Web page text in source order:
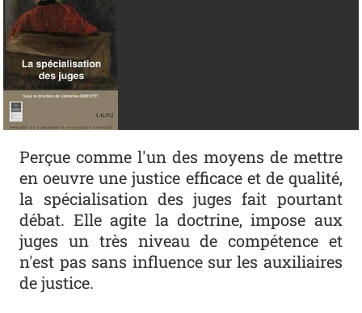
Perçue comme l'un des moyens de mettre
en oeuvre une justice efficace et de qualité,
la spécialisation des juges fait pourtant
débat. Elle agite la doctrine, impose aux
juges un très niveau de compétence et
n'est pas sans influence sur les auxiliaires
de justice.